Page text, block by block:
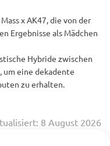
x AK47, die von der
Ergebnisse als Mädchen
Hybride zwischen
um eine dekadente
zu erhalten.
8 August 2026